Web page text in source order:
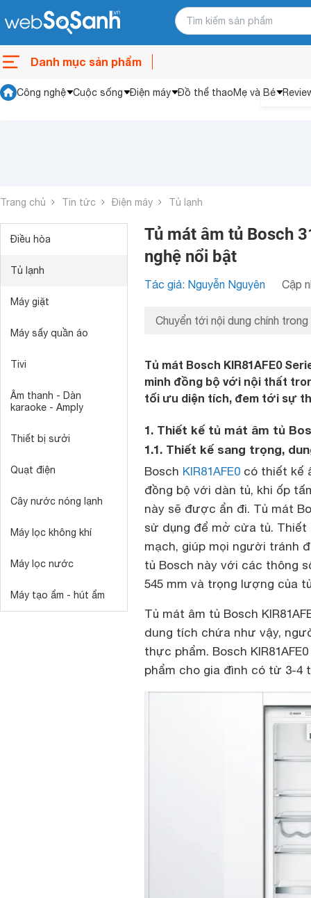
Danh mục sản phẩm
Công nghệ Cuộc sống Điện máy Đồ thể thaoMẹ và Bé
Trang chủ Tin tức Điện máy Tủ lạnh
Điều hòa
Tủ lạnh
Máy giặt
Máy sấy quần áo
Tivi
Âm thanh - Dàn
karaoke - Amply
Thiết bị sưởi
Quạt điện
Cây nước nóng lạnh
Máy lọc không khí
Máy lọc nước
Máy tạo ẩm - hút ẩm
Tủ mát âm tủ Bosch
nghệ nổi bật
Tác giả: Nguyễn Nguyên Cập
Chuyển tới nội dung chính trong
Tủ mát Bosch KIR81AFE0
minh đồng bộ với nội thất
tối ưu diện tích, đem tới sự
1. Thiết kế tủ mát âm tủ
1.1. Thiết kế sang trọng,
Bosch KIR81AFE0 có thiết kế
đồng bộ với dàn tủ, khi ốp
này sẽ được ẩn đi. Tủ mát
sử dụng để mở cửa tủ. Thiết
mạch, giúp mọi người tránh
tủ Bosch này với các thông
545 mm và trọng lượng của
Tủ mát âm tủ Bosch
dung tích chứa như vậy,
thực phẩm. Bosch
phẩm cho gia đình có từ 3-4